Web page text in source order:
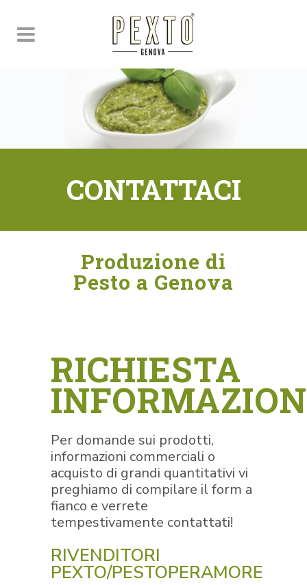
CONTATTACI
Produzione di
Pesto a Genova
RICHIESTA
Per domande sui prodotti,
informazioni commerciali o
acquisto di grandi quantitativi vi
preghiamo di compilare il form a
fianco e verrete
tempestivamente contattati!
RIVENDITORI
PEXTO/PESTOPERAMORE